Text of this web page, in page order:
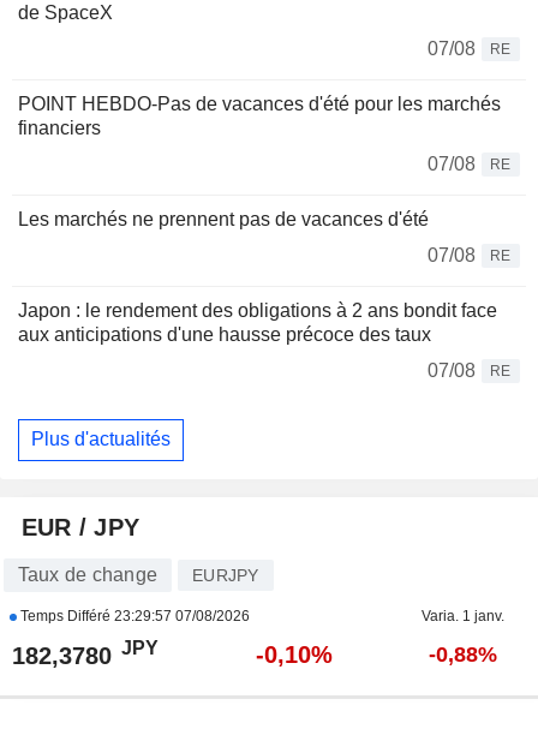
de SpaceX
07/08
RE
POINT HEBDO-Pas de vacances d'été pour les marchés
financiers
07/08
RE
Les marchés ne prennent pas de vacances d'été
07/08
RE
Japon : le rendement des obligations à 2 ans bondit face
aux anticipations d'une hausse précoce des taux
07/08
RE
Plus d'actualités
EUR / JPY
Taux de change EURJPY
Temps Différé 23:29:57 07/08/2026 Varia. 1 janv.
182,3780 JPY -0,10% -0,88%